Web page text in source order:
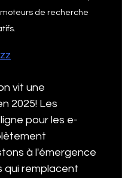
de recherche
vit une
2025! Les
pour les e-
à l'émergence
qui remplacent